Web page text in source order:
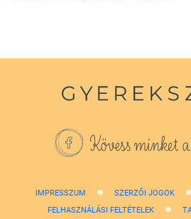
Kövess minket
IMPRESSZUM SZERZŐI JOGOK
FELHASZNÁLÁSI FELTÉTELEK